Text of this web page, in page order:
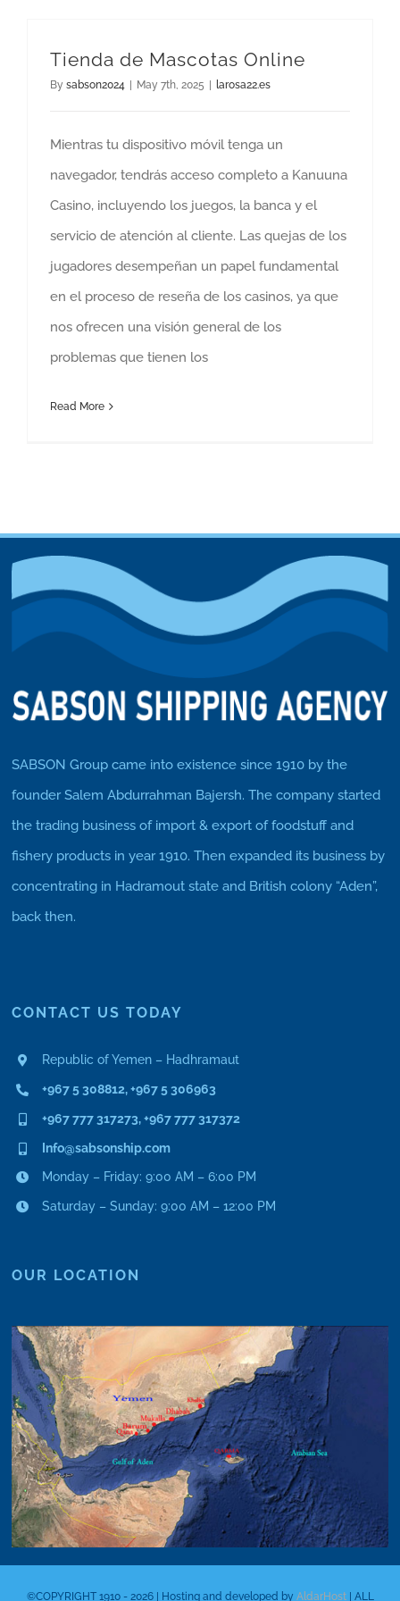
Tienda de Mascotas Online
By sabson2024 May 7th, 2025 larosa22.es
Mientras tu dispositivo móvil tenga un
navegador, tendrás acceso completo a Kanuuna
Casino, incluyendo los juegos, la banca y el
servicio de atención al cliente. Las quejas de los
jugadores desempeñan un papel fundamental
en el proceso de reseña de los casinos, ya que
nos ofrecen una visión general de los
problemas que tienen los
Read More
SABSON Group came into existence since 1910 by the
founder Salem Abdurrahman Bajersh. The company started
the trading business of import & export of foodstuff and
fishery products in year 1910. Then expanded its business by
concentrating in Hadramout state and British colony “Aden”,
back then.
CONTACT US TODAY
Republic of Yemen – Hadhramaut
+967 5 308812, +967 5 306963
+967 777 317273, +967 777 317372
Info@sabsonship.com
Monday – Friday: 9:00 AM – 6:00 PM
Saturday – Sunday: 9:00 AM – 12:00 PM
OUR LOCATION
©COPYRIGHT 1910 - 2026 | Hosting and developed by AldarHost| ALL